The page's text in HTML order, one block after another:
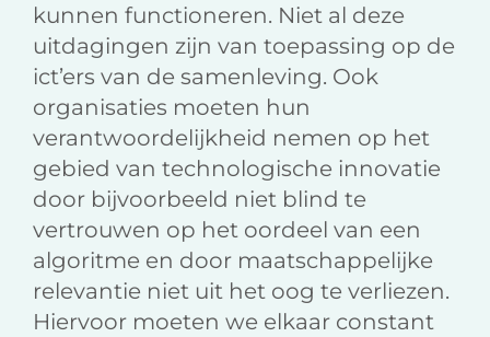
kunnen functioneren. Niet al deze
uitdagingen zijn van toepassing op de
ict’ers van de samenleving. Ook
organisaties moeten hun
verantwoordelijkheid nemen op het
gebied van technologische innovatie
door bijvoorbeeld niet blind te
vertrouwen op het oordeel van een
algoritme en door maatschappelijke
relevantie niet uit het oog te verliezen.
Hiervoor moeten we elkaar constant